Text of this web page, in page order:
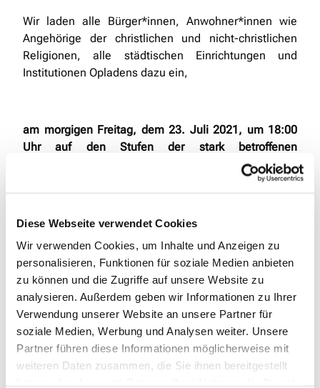
Diese Webseite verwendet Cookies
Wir verwenden Cookies, um Inhalte und Anzeigen zu
personalisieren, Funktionen für soziale Medien anbieten
zu können und die Zugriffe auf unsere Website zu
analysieren. Außerdem geben wir Informationen zu Ihrer
Verwendung unserer Website an unsere Partner für
soziale Medien, Werbung und Analysen weiter. Unsere
Partner führen diese Informationen möglicherweise mit
weiteren Daten zusammen, die Sie ihnen bereitgestellt
Wir laden alle Bürger*innen, Anwohner*innen wie
Angehörige der christlichen und nicht-christlichen
Religionen, alle städtischen Einrichtungen und
Institutionen Opladens dazu ein,
am morgigen Freitag, dem 23. Juli 2021, um 18:00
Uhr auf den Stufen der stark betroffenen
nach dem Glockengeläut von St. Remigius zum
20minütigen ökumenischen Gedenkgottesdienst
zusammen zu kommen.
Ihre katholische und evangelische Kirchengemeinde
in Opladen